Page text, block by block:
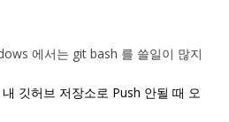
에서는 git bash 를 쓸일이 많지
깃허브 저장소로 Push 안될 때 오